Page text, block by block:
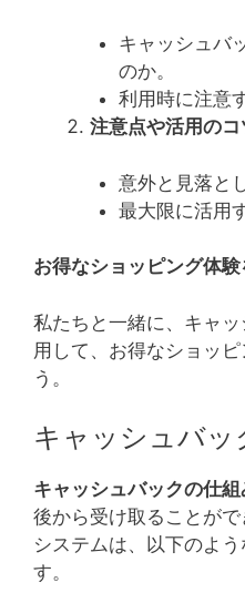
キャッシュバ
のか。
利用時に注意
注意点や活用のコ
意外と見落と
最大限に活用
お得なショッピング体験
私たちと一緒に、キャ
用して、お得なショッ
う。
キャッシュバッ
キャッシュバックの仕組
後から受け取ることが
システムは、以下のよ
す。